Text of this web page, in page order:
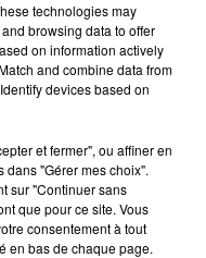
technologies may
browsing data to offer
on information actively
and combine data from
devices based on
et fermer", ou affiner en
"Gérer mes choix".
sur "Continuer sans
que pour ce site. Vous
consentement à tout
en bas de chaque page.